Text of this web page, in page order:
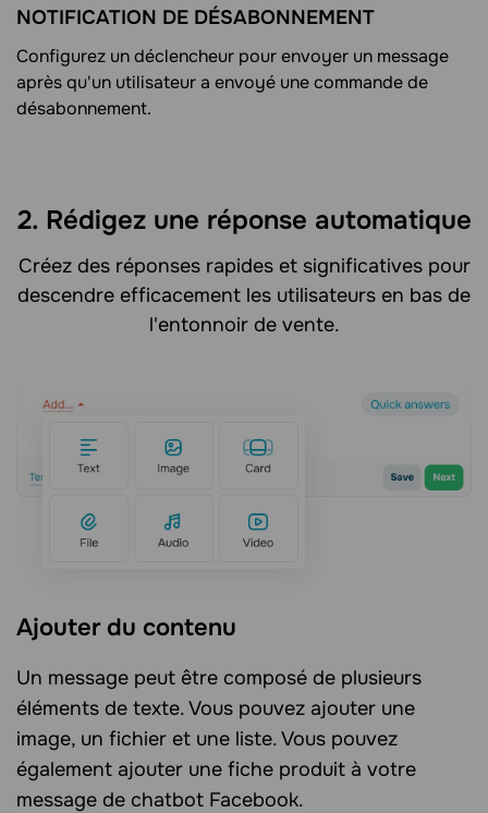
NOTIFICATION DE DÉSABONNEMENT
Configurez un déclencheur pour envoyer un message
après qu'un utilisateur a envoyé une commande de
désabonnement.
2. Rédigez une réponse automatique
Créez des réponses rapides et significatives pour
descendre efficacement les utilisateurs en bas de
l'entonnoir de vente.
Ajouter du contenu
Un message peut être composé de plusieurs
éléments de texte. Vous pouvez ajouter une
image, un fichier et une liste. Vous pouvez
également ajouter une fiche produit à votre
message de chatbot Facebook.